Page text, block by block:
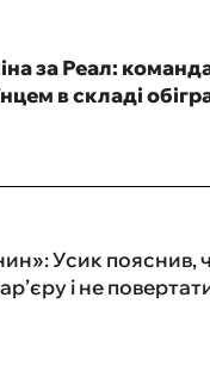
за Реал:
в складі
Усик пояснив,
і не